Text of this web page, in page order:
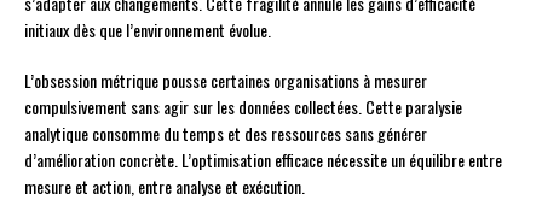
initiaux dès que l’environnement évolue.
L’obsession métrique pousse certaines organisations à mesurer
compulsivement sans agir sur les données collectées. Cette paralysie
analytique consomme du temps et des ressources sans générer
d’amélioration concrète. L’optimisation efficace nécessite un équilibre entre
mesure et action, entre analyse et exécution.